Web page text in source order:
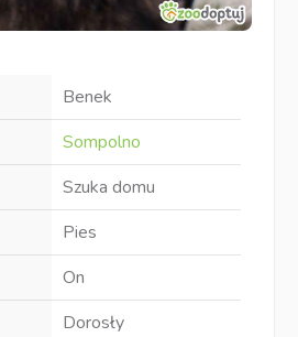
Benek
Sompolno
Szuka domu
Pies
On
Dorosły